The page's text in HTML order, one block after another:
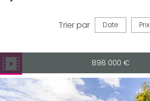
Trier par Date Prix
898 000 €